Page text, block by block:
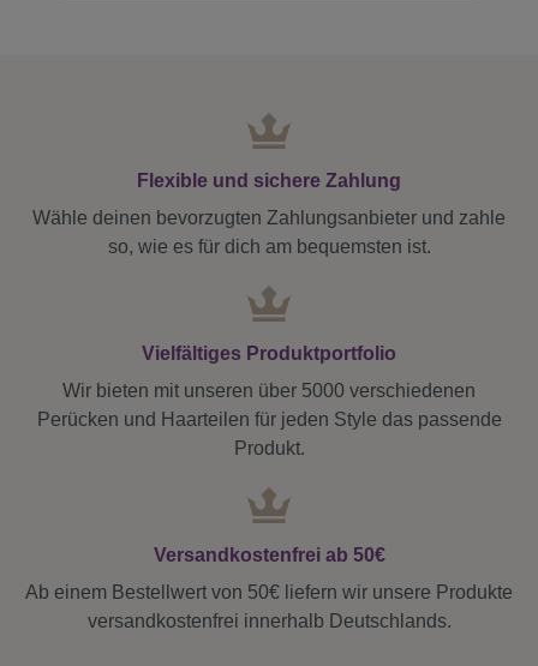
Flexible und sichere Zahlung
Wähle deinen bevorzugten Zahlungsanbieter und zahle
so, wie es für dich am bequemsten ist.
Vielfältiges Produktportfolio
Wir bieten mit unseren über 5000 verschiedenen
Perücken und Haarteilen für jeden Style das passende
Produkt.
Versandkostenfrei ab 50€
Ab einem Bestellwert von 50€ liefern wir unsere Produkte
versandkostenfrei innerhalb Deutschlands.